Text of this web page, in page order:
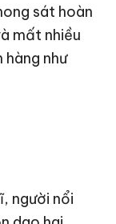
sát hoàn
mất nhiều
như
người nổi